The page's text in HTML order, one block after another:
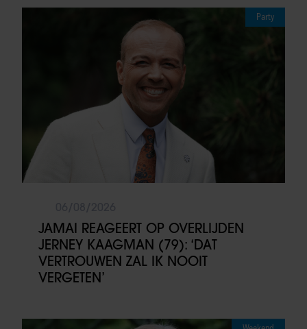
Party
JAMAI REAGEERT OP OVERLIJDEN
JERNEY KAAGMAN (79): ‘DAT
VERTROUWEN ZAL IK NOOIT
VERGETEN’